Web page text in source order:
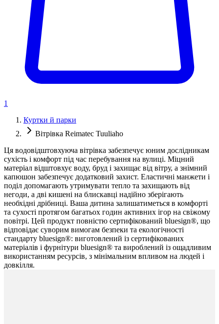
1
Куртки й парки
Вітрівка Reimatec Tuuliaho
Ця водовідштовхуюча вітрівка забезпечує юним дослідникам
сухість і комфорт під час перебування на вулиці. Міцний
матеріал відштовхує воду, бруд і захищає від вітру, а знімний
капюшон забезпечує додатковий захист. Еластичні манжети і
поділ допомагають утримувати тепло та захищають від
негоди, а дві кишені на блискавці надійно зберігають
необхідні дрібниці. Ваша дитина залишатиметься в комфорті
та сухості протягом багатьох годин активних ігор на свіжому
повітрі. Цей продукт повністю сертифікований bluesign®, що
відповідає суворим вимогам безпеки та екологічності
стандарту bluesign®: виготовлений із сертифікованих
матеріалів і фурнітури bluesign® та вироблений із ощадливим
використанням ресурсів, з мінімальним впливом на людей і
довкілля.